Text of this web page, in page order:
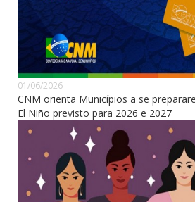
01/06/2026
CNM orienta Municípios a se
El Niño previsto para 2026 e 2027